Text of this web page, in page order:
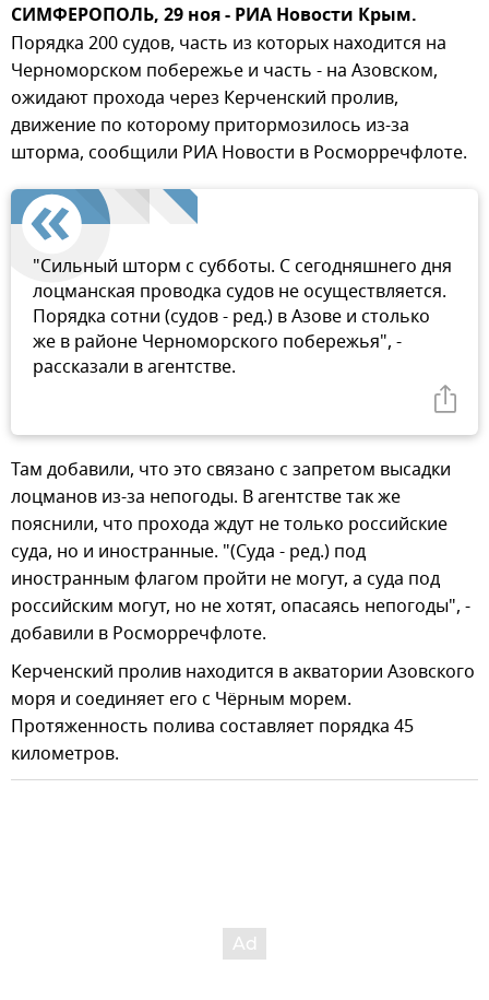
СИМФЕРОПОЛЬ, 29 ноя - РИА Новости Крым.
Порядка 200 судов, часть из которых находится на
Черноморском побережье и часть - на Азовском,
ожидают прохода через Керченский пролив,
движение по которому притормозилось из-за
шторма, сообщили РИА Новости в Росморречфлоте.
"Сильный шторм с субботы. С сегодняшнего дня
лоцманская проводка судов не осуществляется.
Порядка сотни (судов - ред.) в Азове и столько
же в районе Черноморского побережья", -
рассказали в агентстве.
Там добавили, что это связано с запретом высадки
лоцманов из-за непогоды. В агентстве так же
пояснили, что прохода ждут не только российские
суда, но и иностранные. "(Суда - ред.) под
иностранным флагом пройти не могут, а суда под
российским могут, но не хотят, опасаясь непогоды", -
добавили в Росморречфлоте.
Керченский пролив находится в акватории Азовского
моря и соединяет его с Чёрным морем.
Протяженность полива составляет порядка 45
километров.